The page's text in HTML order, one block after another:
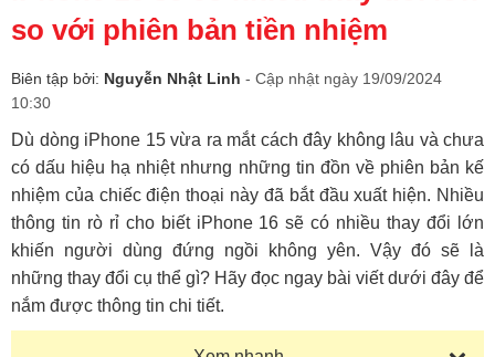
so với phiên bản tiền nhiệm
Biên tập bởi: Nguyễn Nhật Linh - Cập nhật ngày 19/09/2024
10:30
Dù dòng iPhone 15 vừa ra mắt cách đây không lâu và chưa
có dấu hiệu hạ nhiệt nhưng những tin đồn về phiên bản kế
nhiệm của chiếc điện thoại này đã bắt đầu xuất hiện. Nhiều
thông tin rò rỉ cho biết iPhone 16 sẽ có nhiều thay đổi lớn
khiến người dùng đứng ngồi không yên. Vậy đó sẽ là
những thay đổi cụ thể gì? Hãy đọc ngay bài viết dưới đây để
nắm được thông tin chi tiết.